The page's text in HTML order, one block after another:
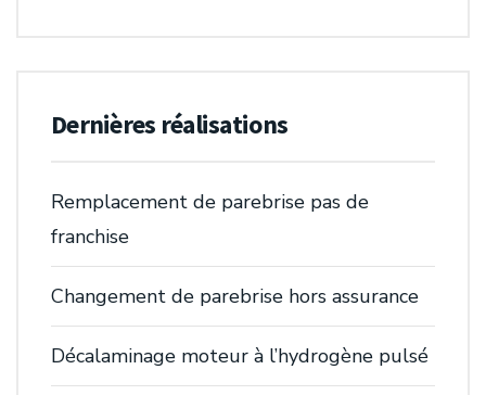
Dernières réalisations
Remplacement de parebrise pas de
franchise
Changement de parebrise hors assurance
Décalaminage moteur à l’hydrogène pulsé